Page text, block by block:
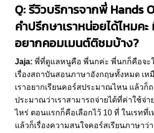
Q: รีวิวบริการจากพี่ Hands
คำปรึกษาเราหน่อยได้ไหมคะ
อยากคอมเมนต์ติชมบ้าง?
Jaja: พี่ที่ดูแลหนูคือ พี่นกค่ะ พี่นกก็คือจะ
เรื่องสถาบันสอนภาษาอังกฤษทั้งหมด เห
เราอยากเรียนคอร์สประมาณไหน แล้วก็ถ
ประมาณว่าเราสามารถจ่ายได้ที่ค่าใช้จ่า
ไหร่ ตอนแรกก็คือเลือกไว้ 10 ที่ ในเรทที่เ
แล้วก็เรื่องความสนใจคอร์สเรียนภาษาว่า